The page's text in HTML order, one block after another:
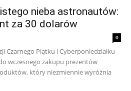
nieba astronautów:
za 30 dolarów
0
Czarnego Piątku i Cyberponiedziałku
wczesnego zakupu prezentów
który niezmiennie wyróżnia